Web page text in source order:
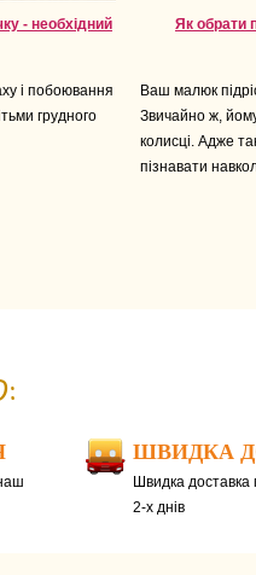
- необхідний
і побоювання
грудного
Як обрати
Ваш малюк
Звичайно ж,
колисці. Адже
пізнавати
ШВИДКА
Швидка доставка
2-х днів